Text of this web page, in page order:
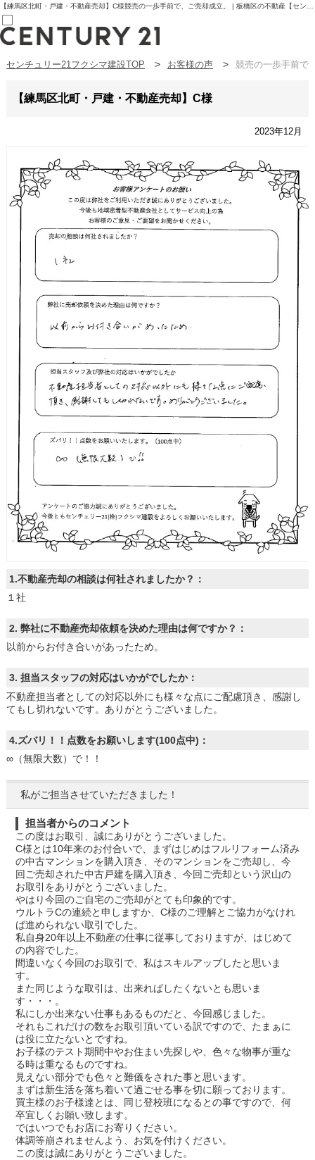
売買部
賃貸部
03-6912-3505
お気に入り物件一覧
物件閲覧履歴
物件を探す
購入TOP
学区から探す
町名から探す
マップで探す
住宅ローン控除シミュレータ
新築戸建て
中古戸建て
マンション
センチュリー21フクシマ建設TOP お客様の声 競売の一歩手前で
【練馬区北町・戸建・不動産売却】C様
2023年12月
1.不動産売却の相談は何社されましたか？：
１社
2. 弊社に不動産売却依頼を決めた理由は何ですか？：
以前からお付き合いがあったため。
3. 担当スタッフの対応はいかがでしたか：
不動産担当者としての対応以外にも様々な点にご配慮頂き、感謝し
てもし切れないです。ありがとうございました。
4.ズバリ！！点数をお願いします(100点中)：
∞（無限大数）で！！
私がご担当させていただきました！
担当者からのコメント
この度はお取引、誠にありがとうございました。
C様とは10年来のお付合いで、まずはじめはフルリフォーム済み
の中古マンションを購入頂き、そのマンションをご売却し、今
回ご売却された中古戸建を購入頂き、今回ご売却という沢山の
お取引をありがとうございました。
やはり今回のご自宅のご売却がとても印象的です。
ウルトラCの連続と申しますか、C様のご理解とご協力がなけれ
ば進められない取引でした。
私自身20年以上不動産の仕事に従事しておりますが、はじめて
の内容でした。
間違いなく今回のお取引で、私はスキルアップしたと思いま
す。
また同じような取引は、出来ればしたくないとも思いま
す・・・。
私にしか出来ない仕事もあるものだと、今回感じました。
それもこれだけの数をお取引頂いている訳ですので、たまぁに
は役に立たないとですね。
お子様のテスト期間中やお住まい先探しや、色々な物事が重な
る時は重なるものですね。
見えない部分でも色々と難儀をされた事と思います。
まずは新生活を落ち着いて過ごせる事を切に願っております。
買主様のお子様達とは、同じ登校班になるとの事ですので、何
卒宜しくお願い致します。
ではいつでもお店にお寄りください。
体調等崩されませんよう、お気を付けください。
この度は誠にありがとうございました。